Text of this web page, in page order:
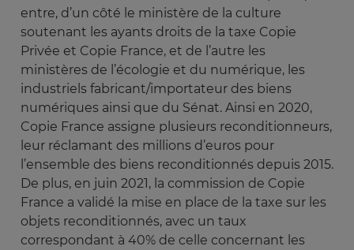
entre, d’un côté le ministère de la culture
soutenant les ayants droits de la taxe Copie
Privée et Copie France, et de l’autre les
ministères de l’écologie et du numérique, les
industriels fabricant/importateur des biens
numériques ainsi que du Sénat. Ainsi en 2020,
Copie France assigne plusieurs reconditionneurs,
leur réclamant des millions d’euros pour
l’ensemble des biens reconditionnés depuis 2015.
De plus, en juin 2021, la commission de Copie
France a validé la mise en place de la taxe sur les
objets reconditionnés, avec un taux
correspondant à 40% de celle concernant les